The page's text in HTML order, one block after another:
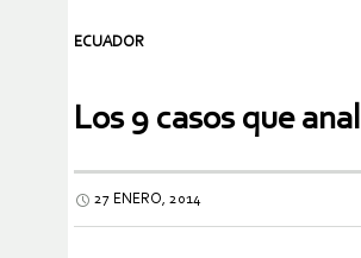
ECUADOR
Los 9 casos que
27 ENERO, 2014